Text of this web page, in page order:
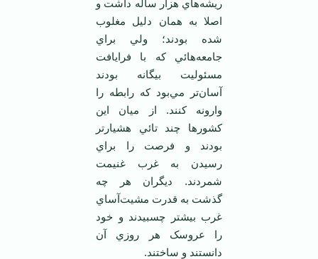
ريشه‌هاي هزار ساله داشت و
اصلا به همان دليل مغلوب
شده بودند؛ ولي براي
جامعه‌هائي که با فرايافت
مسئوليت بيگانه بودند
آسان‌تر مي‌بود که رابطه را
وارونه کنند. از ميان اين
کشورها چند تائي هشيارتر
بودند و فرصت را براي
رسيدن به غرب غنيمت
شمردند. ديگران هر چه
گذشت به قدرت مشيت‌آساي
غرب بيشتر چسبيدند و خود
را عروسک هر روزي آن
دانستند و ساختند.